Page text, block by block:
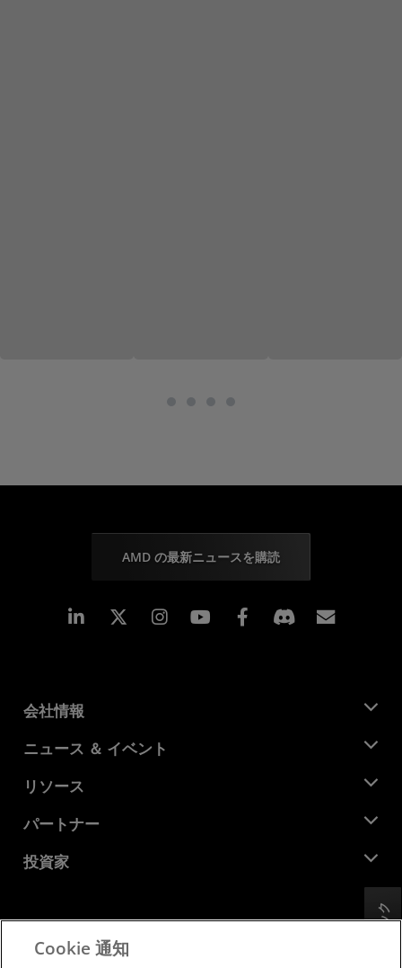
フィードバック
AMD の最新ニュースを購読
Linkedin Instagram Facebook
会社情報
AMD について
企業責任
キャリア
お問い合わせ
ニュース ＆ イベント
ニュースルーム
メディア ライブラリ
リソース
デベロッパー セントラル
ケース スタディ
パートナー
AMD パートナー ハブ
投資家
財務情報
取締役会
Cookie 通知